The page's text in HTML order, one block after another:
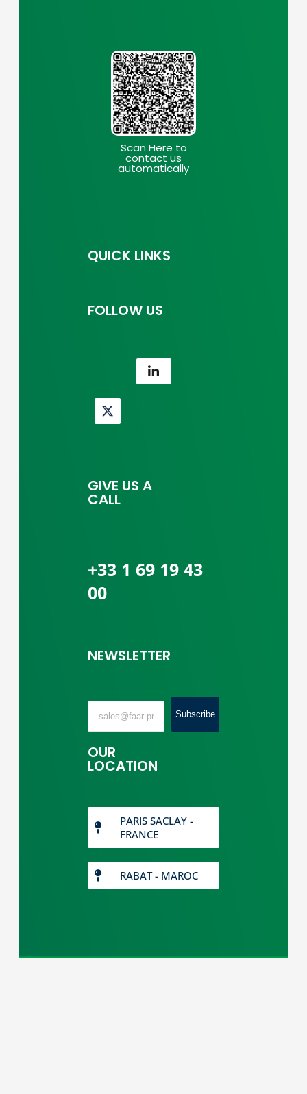
Scan Here to
contact us
automatically
QUICK LINKS
FOLLOW US
GIVE US A
CALL
+33 1 69 19 43
00
NEWSLETTER
Subscribe
OUR
LOCATION
PARIS SACLAY -
FRANCE
RABAT - MAROC